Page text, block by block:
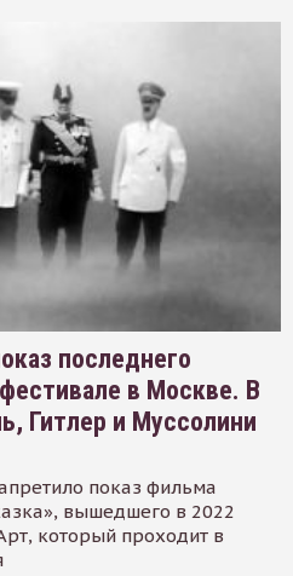
последнего
в Москве. В
Гитлер и Муссолини
показ фильма
вышедшего в 2022
который проходит в